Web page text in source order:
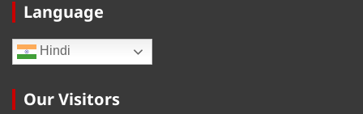
Language
Hindi
Our Visitors